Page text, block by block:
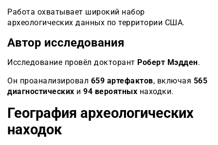
Работа охватывает широкий набор
археологических данных по территории США.
Автор исследования
Исследование провёл докторант Роберт Мэдден.
Он проанализировал 659 артефактов, включая 565
диагностических и 94 вероятных находки.
География археологических
находок